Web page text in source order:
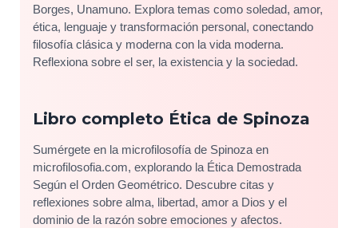
Borges, Unamuno. Explora temas como soledad, amor,
ética, lenguaje y transformación personal, conectando
filosofía clásica y moderna con la vida moderna.
Reflexiona sobre el ser, la existencia y la sociedad.
Libro completo Ética de Spinoza
Sumérgete en la microfilosofía de Spinoza en
microfilosofia.com, explorando la Ética Demostrada
Según el Orden Geométrico. Descubre citas y
reflexiones sobre alma, libertad, amor a Dios y el
dominio de la razón sobre emociones y afectos.